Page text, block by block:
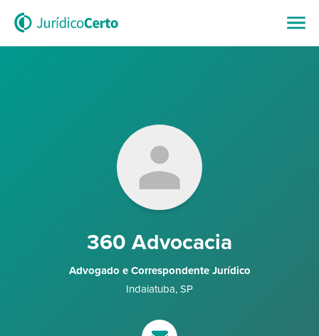
360 Advocacia
Advogado e Correspondente Jurídico
Indaiatuba, SP